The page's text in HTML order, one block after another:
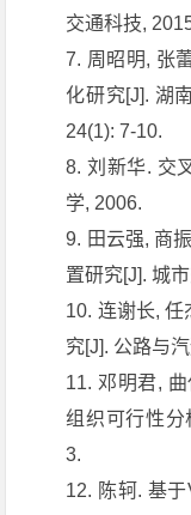
交通科技,
周昭明, 张
化研究[J]. 湖
24(1): 7-10.
刘新华. 交
学, 2006.
田云强, 商
置研究[J]. 城
连谢长, 任
究[J]. 公路与
邓明君,
组织可行性分
3.
陈轲. 基